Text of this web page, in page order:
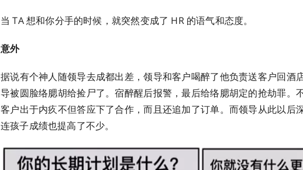
当 TA 想和你分手的时候，就突然变成了 HR 的语气和态度。
意外
据说有个神人随领导去成都出差，领导和客户喝醉了他负责送客户回酒
导被圆脸络腮胡给捡尸了。宿醉醒后报警，最后给络腮胡定的抢劫罪。
客户出于内疚不但答应下了合作，而且还追加了订单。而领导从此以后
连孩子成绩也提高了不少。